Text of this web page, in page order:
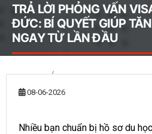
TRẢ LỜI PHỎNG VẤN
ĐỨC: BÍ QUYẾT GIÚP
NGAY TỪ LẦN ĐẦU
Trang chủ
Du học
TĂNG TỶ LỆ ĐẬU NGAY TỪ LẦN ĐẦU
08-06-2026
Nhiều bạn chuẩn bị hồ sơ du